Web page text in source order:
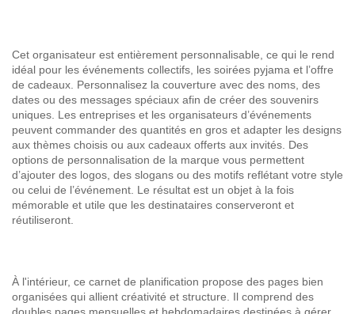
Cet organisateur est entièrement personnalisable, ce qui le rend
idéal pour les événements collectifs, les soirées pyjama et l’offre
de cadeaux. Personnalisez la couverture avec des noms, des
dates ou des messages spéciaux afin de créer des souvenirs
uniques. Les entreprises et les organisateurs d’événements
peuvent commander des quantités en gros et adapter les designs
aux thèmes choisis ou aux cadeaux offerts aux invités. Des
options de personnalisation de la marque vous permettent
d’ajouter des logos, des slogans ou des motifs reflétant votre style
ou celui de l’événement. Le résultat est un objet à la fois
mémorable et utile que les destinataires conserveront et
réutiliseront.
À l'intérieur, ce carnet de planification propose des pages bien
organisées qui allient créativité et structure. Il comprend des